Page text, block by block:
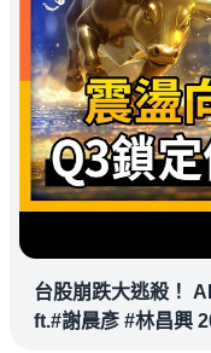
台股崩跌大逃殺！
ft.#謝晨彥 #林昌興